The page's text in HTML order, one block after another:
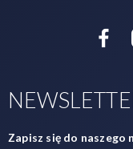
Zapisz się do